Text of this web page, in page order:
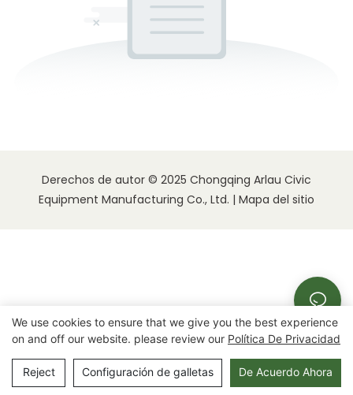
Derechos de autor © 2025 Chongqing Arlau Civic
Equipment Manufacturing Co., Ltd. | Mapa del sitio
We use cookies to ensure that we give you the best experience
on and off our website. please review our Política De Privacidad
Reject Configuración de galletas De Acuerdo Ahora